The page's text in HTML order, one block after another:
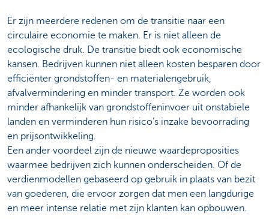
Er zijn meerdere redenen om de transitie naar een
circulaire economie te maken. Er is niet alleen de
ecologische druk. De transitie biedt ook economische
kansen. Bedrijven kunnen niet alleen kosten besparen door
efficiënter grondstoffen- en materialengebruik,
afvalvermindering en minder transport. Ze worden ook
minder afhankelijk van grondstoffeninvoer uit onstabiele
landen en verminderen hun risico’s inzake bevoorrading
en prijsontwikkeling.
Een ander voordeel zijn de nieuwe waardeproposities
waarmee bedrijven zich kunnen onderscheiden. Of de
verdienmodellen gebaseerd op gebruik in plaats van bezit
van goederen, die ervoor zorgen dat men een langdurige
en meer intense relatie met zijn klanten kan opbouwen.